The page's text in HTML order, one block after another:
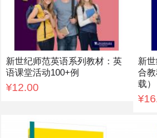
新世纪师范英语系列教材：英
语课堂活动100+例
¥12.00
新
合
载）